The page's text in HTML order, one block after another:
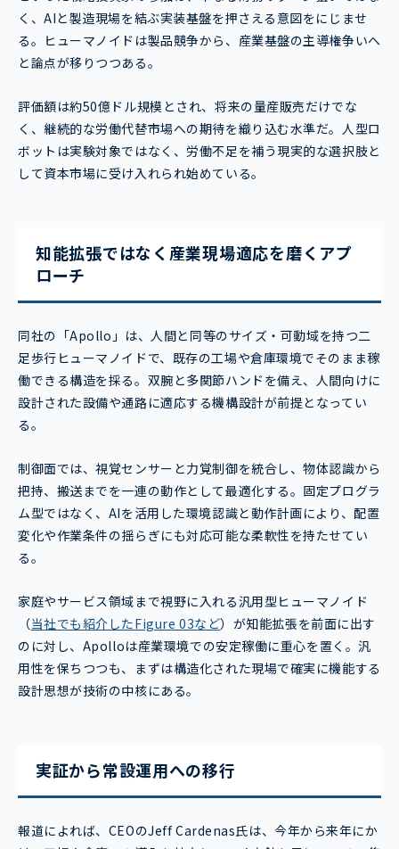
く、AIと製造現場を結ぶ実装基盤を押さえる意図をにじませ
る。ヒューマノイドは製品競争から、産業基盤の主導権争いへ
と論点が移りつつある。
評価額は約50億ドル規模とされ、将来の量産販売だけでな
く、継続的な労働代替市場への期待を織り込む水準だ。人型ロ
ボットは実験対象ではなく、労働不足を補う現実的な選択肢と
して資本市場に受け入れられ始めている。
知能拡張ではなく産業現場適応を磨くアプ
ローチ
同社の「Apollo」は、人間と同等のサイズ・可動域を持つ二
足歩行ヒューマノイドで、既存の工場や倉庫環境でそのまま稼
働できる構造を採る。双腕と多関節ハンドを備え、人間向けに
設計された設備や通路に適応する機構設計が前提となってい
る。
制御面では、視覚センサーと力覚制御を統合し、物体認識から
把持、搬送までを一連の動作として最適化する。固定プログラ
ム型ではなく、AIを活用した環境認識と動作計画により、配置
変化や作業条件の揺らぎにも対応可能な柔軟性を持たせてい
る。
家庭やサービス領域まで視野に入れる汎用型ヒューマノイド
（当社でも紹介したFigure 03など）が知能拡張を前面に出す
のに対し、Apolloは産業環境での安定稼働に重心を置く。汎
用性を保ちつつも、まずは構造化された現場で確実に機能する
設計思想が技術の中核にある。
実証から常設運用への移行
報道によれば、CEOのJeff Cardenas氏は、今年から来年にか